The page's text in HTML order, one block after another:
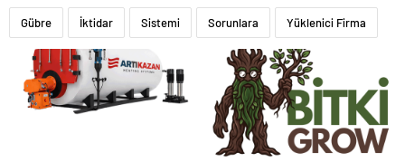
Gübre İktidar Sistemi Sorunlara Yüklenici Firma